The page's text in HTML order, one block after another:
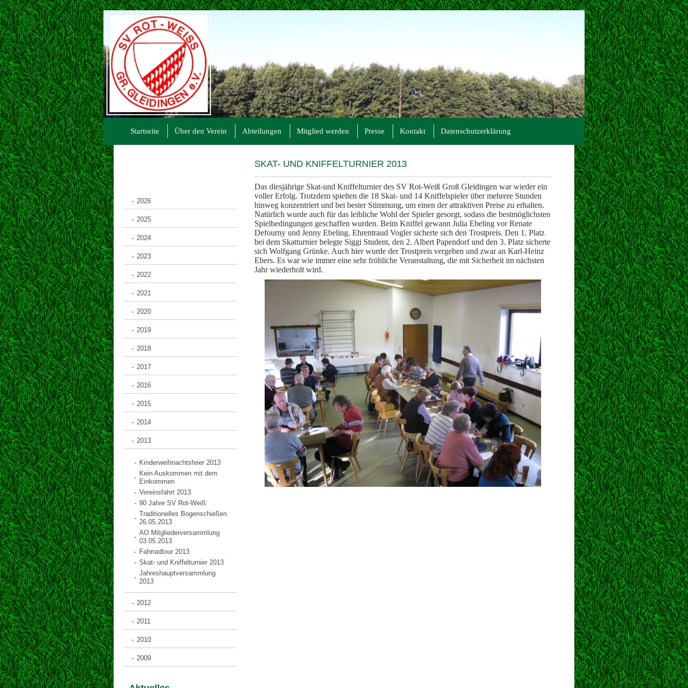
Startseite Über den Verein Abteilungen Mitglied werden Presse Kontakt Datenschutzerklärung
2026
2025
2024
2023
2022
2021
2020
2019
2018
2017
2016
2015
2014
2013
Kinderweihnachtsfeier 2013
Kein Auskommen mit dem
Einkommen
Vereinsfahrt 2013
90 Jahre SV Rot-Weiß
Traditionelles Bogenschießen
26.05.2013
AO Mitgliederversammlung
03.05.2013
Fahrradtour 2013
Skat- und Kniffelturnier 2013
Jahreshauptversammlung
2013
2012
2011
2010
2009
SKAT- UND KNIFFELTURNIER 2013
Das diesjährige Skat-und Kniffelturnier des SV Rot-Weiß Groß Gleidingen war wieder ein
voller Erfolg. Trotzdem spielten die 18 Skat- und 14 Kniffelspieler über mehrere Stunden
hinweg konzentriert und bei bester Stimmung, um einen der attraktiven Preise zu erhalten.
Natürlich wurde auch für das leibliche Wohl der Spieler gesorgt, sodass die bestmöglichsten
Spielbedingungen geschaffen wurden. Beim Kniffel gewann Julia Ebeling vor Renate
Defourny und Jenny Ebeling. Ehrentraud Vogler sicherte sich den Trostpreis. Den 1. Platz
bei dem Skatturnier belegte Siggi Student, den 2. Albert Papendorf und den 3. Platz sicherte
sich Wolfgang Grünke. Auch hier wurde der Trostpreis vergeben und zwar an Karl-Heinz
Ebers. Es war wie immer eine sehr fröhliche Veranstaltung, die mit Sicherheit im nächsten
Jahr wiederholt wird.